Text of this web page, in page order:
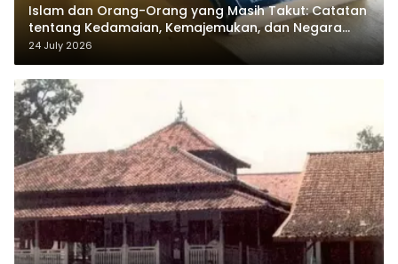
Islam dan Orang-Orang yang Masih Takut: Catatan
tentang Kedamaian, Kemajemukan, dan Negara
dalam Pemikiran Masykuri Abdillah
24 July 2026